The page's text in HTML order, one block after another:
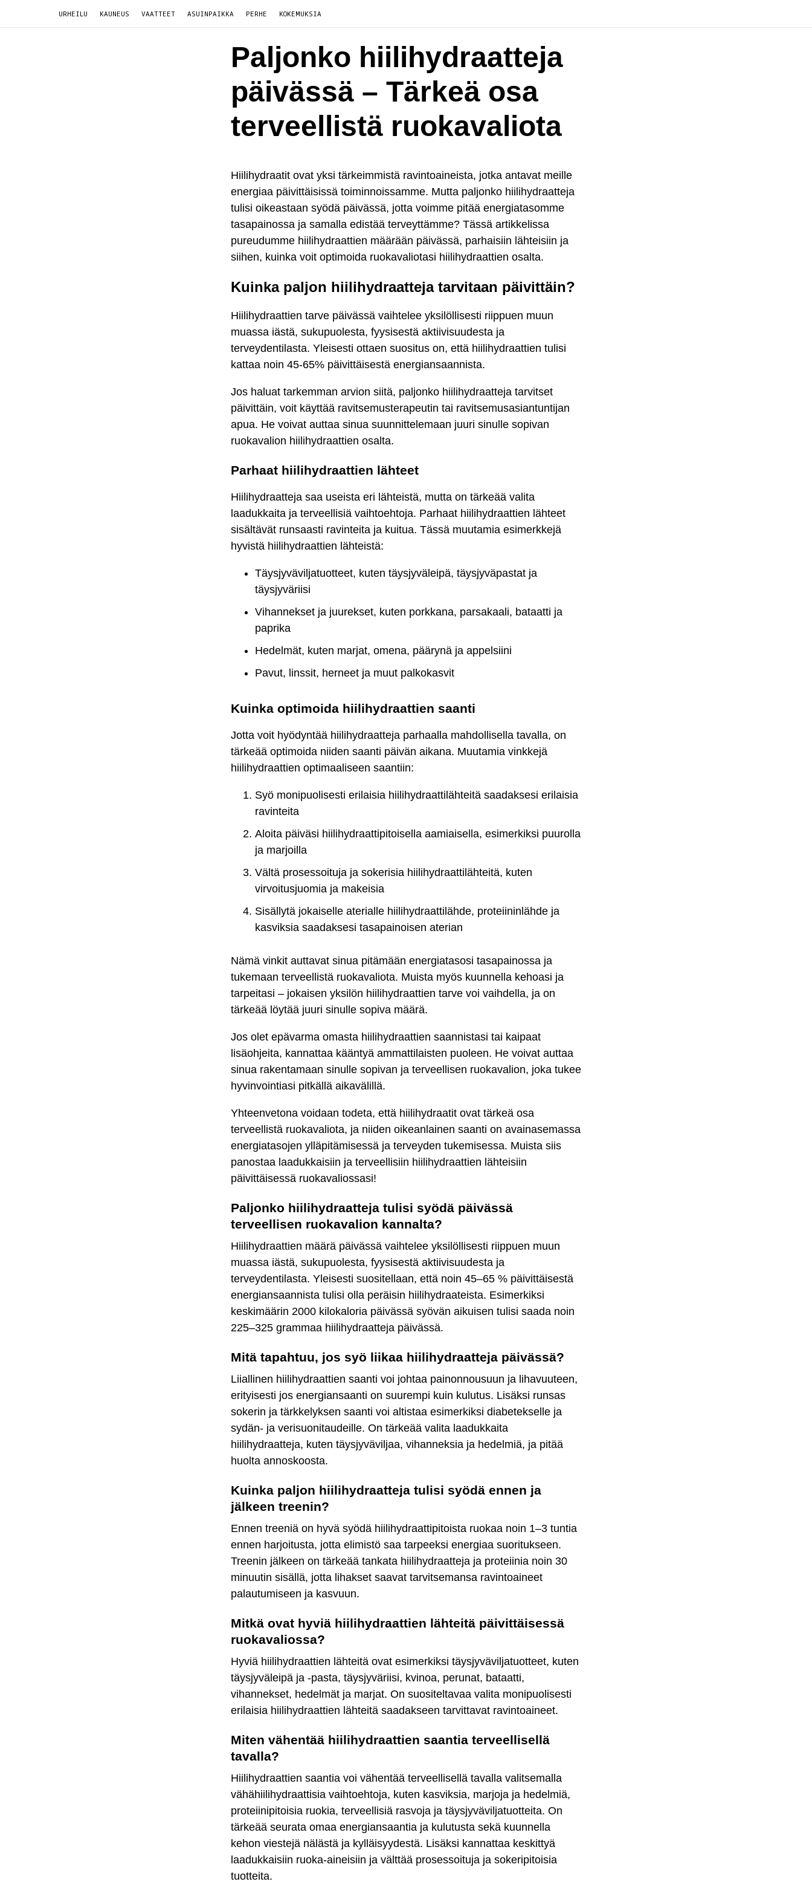
URHEILU KAUNEUS VAATTEET ASUINPAIKKA PERHE KOKEMUKSIA
Paljonko hiilihydraatteja
päivässä – Tärkeä osa
terveellistä ruokavaliota
Hiilihydraatit ovat yksi tärkeimmistä ravintoaineista, jotka antavat meille
energiaa päivittäisissä toiminnoissamme. Mutta paljonko hiilihydraatteja
tulisi oikeastaan syödä päivässä, jotta voimme pitää energiatasomme
tasapainossa ja samalla edistää terveyttämme? Tässä artikkelissa
pureudumme hiilihydraattien määrään päivässä, parhaisiin lähteisiin ja
siihen, kuinka voit optimoida ruokavaliotasi hiilihydraattien osalta.
Kuinka paljon hiilihydraatteja tarvitaan päivittäin?
Hiilihydraattien tarve päivässä vaihtelee yksilöllisesti riippuen muun
muassa iästä, sukupuolesta, fyysisestä aktiivisuudesta ja
terveydentilasta. Yleisesti ottaen suositus on, että hiilihydraattien tulisi
kattaa noin 45-65% päivittäisestä energiansaannista.
Jos haluat tarkemman arvion siitä, paljonko hiilihydraatteja tarvitset
päivittäin, voit käyttää ravitsemusterapeutin tai ravitsemusasiantuntijan
apua. He voivat auttaa sinua suunnittelemaan juuri sinulle sopivan
ruokavalion hiilihydraattien osalta.
Parhaat hiilihydraattien lähteet
Hiilihydraatteja saa useista eri lähteistä, mutta on tärkeää valita
laadukkaita ja terveellisiä vaihtoehtoja. Parhaat hiilihydraattien lähteet
sisältävät runsaasti ravinteita ja kuitua. Tässä muutamia esimerkkejä
hyvistä hiilihydraattien lähteistä:
Täysjyväviljatuotteet, kuten täysjyväleipä, täysjyväpastat ja
täysjyväriisi
Vihannekset ja juurekset, kuten porkkana, parsakaali, bataatti ja
paprika
Hedelmät, kuten marjat, omena, päärynä ja appelsiini
Pavut, linssit, herneet ja muut palkokasvit
Kuinka optimoida hiilihydraattien saanti
Jotta voit hyödyntää hiilihydraatteja parhaalla mahdollisella tavalla, on
tärkeää optimoida niiden saanti päivän aikana. Muutamia vinkkejä
hiilihydraattien optimaaliseen saantiin:
Syö monipuolisesti erilaisia hiilihydraattilähteitä saadaksesi erilaisia
ravinteita
Aloita päiväsi hiilihydraattipitoisella aamiaisella, esimerkiksi puurolla
ja marjoilla
Vältä prosessoituja ja sokerisia hiilihydraattilähteitä, kuten
virvoitusjuomia ja makeisia
Sisällytä jokaiselle aterialle hiilihydraattilähde, proteiininlähde ja
kasviksia saadaksesi tasapainoisen aterian
Nämä vinkit auttavat sinua pitämään energiatasosi tasapainossa ja
tukemaan terveellistä ruokavaliota. Muista myös kuunnella kehoasi ja
tarpeitasi – jokaisen yksilön hiilihydraattien tarve voi vaihdella, ja on
tärkeää löytää juuri sinulle sopiva määrä.
Jos olet epävarma omasta hiilihydraattien saannistasi tai kaipaat
lisäohjeita, kannattaa kääntyä ammattilaisten puoleen. He voivat auttaa
sinua rakentamaan sinulle sopivan ja terveellisen ruokavalion, joka tukee
hyvinvointiasi pitkällä aikavälillä.
Yhteenvetona voidaan todeta, että hiilihydraatit ovat tärkeä osa
terveellistä ruokavaliota, ja niiden oikeanlainen saanti on avainasemassa
energiatasojen ylläpitämisessä ja terveyden tukemisessa. Muista siis
panostaa laadukkaisiin ja terveellisiin hiilihydraattien lähteisiin
päivittäisessä ruokavaliossasi!
Paljonko hiilihydraatteja tulisi syödä päivässä
terveellisen ruokavalion kannalta?
Hiilihydraattien määrä päivässä vaihtelee yksilöllisesti riippuen muun
muassa iästä, sukupuolesta, fyysisestä aktiivisuudesta ja
terveydentilasta. Yleisesti suositellaan, että noin 45–65 % päivittäisestä
energiansaannista tulisi olla peräisin hiilihydraateista. Esimerkiksi
keskimäärin 2000 kilokaloria päivässä syövän aikuisen tulisi saada noin
225–325 grammaa hiilihydraatteja päivässä.
Mitä tapahtuu, jos syö liikaa hiilihydraatteja päivässä?
Liiallinen hiilihydraattien saanti voi johtaa painonnousuun ja lihavuuteen,
erityisesti jos energiansaanti on suurempi kuin kulutus. Lisäksi runsas
sokerin ja tärkkelyksen saanti voi altistaa esimerkiksi diabetekselle ja
sydän- ja verisuonitaudeille. On tärkeää valita laadukkaita
hiilihydraatteja, kuten täysjyväviljaa, vihanneksia ja hedelmiä, ja pitää
huolta annoskoosta.
Kuinka paljon hiilihydraatteja tulisi syödä ennen ja
jälkeen treenin?
Ennen treeniä on hyvä syödä hiilihydraattipitoista ruokaa noin 1–3 tuntia
ennen harjoitusta, jotta elimistö saa tarpeeksi energiaa suoritukseen.
Treenin jälkeen on tärkeää tankata hiilihydraatteja ja proteiinia noin 30
minuutin sisällä, jotta lihakset saavat tarvitsemansa ravintoaineet
palautumiseen ja kasvuun.
Mitkä ovat hyviä hiilihydraattien lähteitä päivittäisessä
ruokavaliossa?
Hyviä hiilihydraattien lähteitä ovat esimerkiksi täysjyväviljatuotteet, kuten
täysjyväleipä ja -pasta, täysjyväriisi, kvinoa, perunat, bataatti,
vihannekset, hedelmät ja marjat. On suositeltavaa valita monipuolisesti
erilaisia hiilihydraattien lähteitä saadakseen tarvittavat ravintoaineet.
Miten vähentää hiilihydraattien saantia terveellisellä
tavalla?
Hiilihydraattien saantia voi vähentää terveellisellä tavalla valitsemalla
vähähiilihydraattisia vaihtoehtoja, kuten kasviksia, marjoja ja hedelmiä,
proteiinipitoisia ruokia, terveellisiä rasvoja ja täysjyväviljatuotteita. On
tärkeää seurata omaa energiansaantia ja kulutusta sekä kuunnella
kehon viestejä nälästä ja kylläisyydestä. Lisäksi kannattaa keskittyä
laadukkaisiin ruoka-aineisiin ja välttää prosessoituja ja sokeripitoisia
tuotteita.